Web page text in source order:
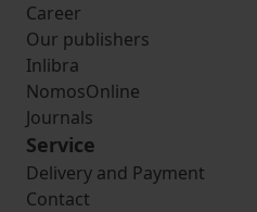
Career
Our publishers
Inlibra
NomosOnline
Journals
Service
Delivery and Payment
Contact